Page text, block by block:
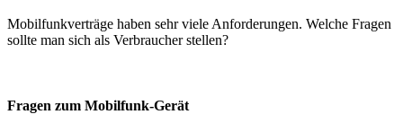
Mobilfunkverträge haben sehr viele Anforderungen. Welche Fragen
sollte man sich als Verbraucher stellen?
Fragen zum Mobilfunk-Gerät